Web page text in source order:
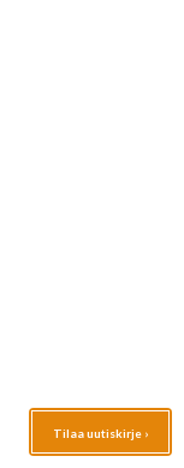
Tilaa uutiskirje ›